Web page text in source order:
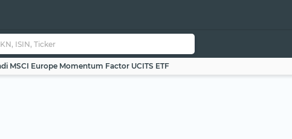
MSCI Europe Momentum Factor UCITS ETF